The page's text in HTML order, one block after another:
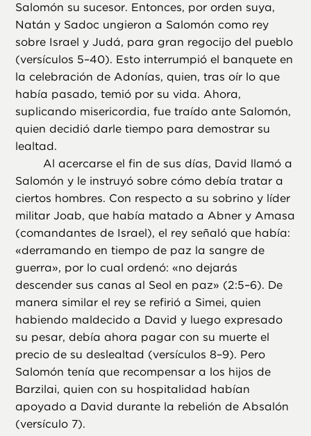
Salomón su sucesor. Entonces, por orden suya,
Natán y Sadoc ungieron a Salomón como rey
sobre Israel y Judá, para gran regocijo del pueblo
(versículos 5–40). Esto interrumpió el banquete en
la celebración de Adonías, quien, tras oír lo que
había pasado, temió por su vida. Ahora,
suplicando misericordia, fue traído ante Salomón,
quien decidió darle tiempo para demostrar su
lealtad.
Al acercarse el fin de sus días, David llamó a
Salomón y le instruyó sobre cómo debía tratar a
ciertos hombres. Con respecto a su sobrino y líder
militar Joab, que había matado a Abner y Amasa
(comandantes de Israel), el rey señaló que había:
«derramando en tiempo de paz la sangre de
guerra», por lo cual ordenó: «no dejarás
descender sus canas al Seol en paz» (2:5–6). De
manera similar el rey se refirió a Simei, quien
habiendo maldecido a David y luego expresado
su pesar, debía ahora pagar con su muerte el
precio de su deslealtad (versículos 8–9). Pero
Salomón tenía que recompensar a los hijos de
Barzilai, quien con su hospitalidad habían
apoyado a David durante la rebelión de Absalón
(versículo 7).